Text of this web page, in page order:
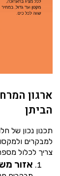
ארגון
הביתן
תכנון נכון של
למבקרים
צריך לכלול מספר
אזור